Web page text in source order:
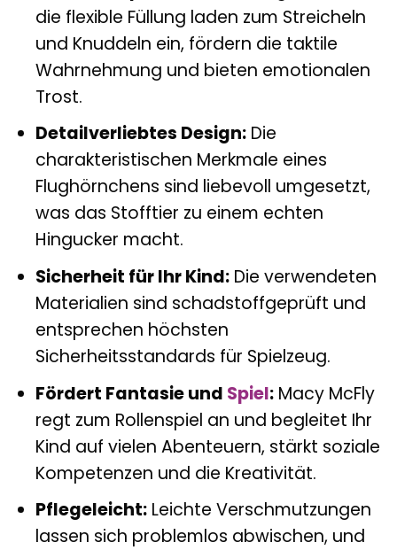
die flexible Füllung laden zum Streicheln
und Knuddeln ein, fördern die taktile
Wahrnehmung und bieten emotionalen
Trost.
Detailverliebtes Design:Die
charakteristischen Merkmale eines
Flughörnchens sind liebevoll umgesetzt,
was das Stofftier zu einem echten
Hingucker macht.
Sicherheit für Ihr Kind:Die verwendeten
Materialien sind schadstoffgeprüft und
entsprechen höchsten
Sicherheitsstandards für Spielzeug.
Fördert Fantasie und Spiel:Macy McFly
regt zum Rollenspiel an und begleitet Ihr
Kind auf vielen Abenteuern, stärkt soziale
Kompetenzen und die Kreativität.
Pflegeleicht:Leichte Verschmutzungen
lassen sich problemlos abwischen, und